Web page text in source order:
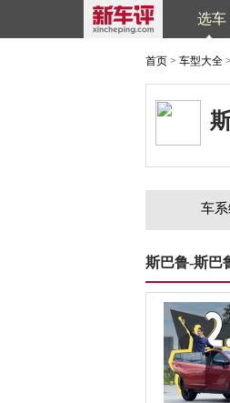
选车
首页 > 车型大全 >
车
斯巴鲁-斯巴